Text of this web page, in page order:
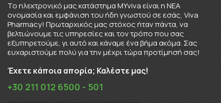
To ηλεκτρονικό μας κατάστημα MYviva είναι η ΝΕΑ
ονομασία και εμφάνιση του ήδη γνωστού σε εσάς, Viva
Pharmacy! Πρωταρχικός μας στόχος ήταν πάντα, να
βελτιώνουμε τις υπηρεσίες και τον τρόπο που σας
εξυπηρετούμε, γι αυτό και κάναμε ένα βήμα ακόμα. Σας
ευχαριστούμε πολύ για την μέχρι τώρα προτίμησή σας!
Έχετε κάποια απορία; Καλέστε μας!
+30 211 012 6500 - 501